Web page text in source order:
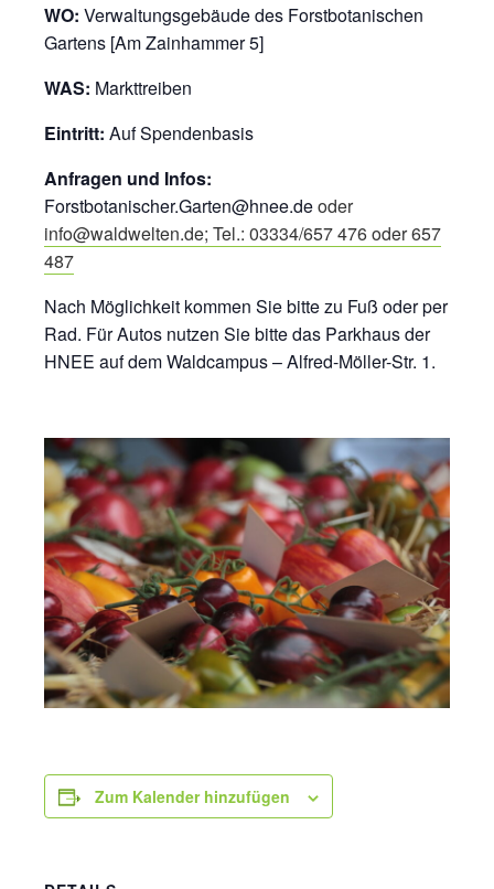
WO: Verwaltungsgebäude des Forstbotanischen
Gartens [Am Zainhammer 5]
WAS: Markttreiben
Eintritt: Auf Spendenbasis
Anfragen und Infos:
Forstbotanischer.Garten@hnee.deoder
info@waldwelten.de; Tel.: 03334/657 476 oder 657
487
Nach Möglichkeit kommen Sie bitte zu Fuß oder per
Rad. Für Autos nutzen Sie bitte das Parkhaus der
HNEE auf dem Waldcampus – Alfred-Möller-Str. 1.
Zum Kalender hinzufügen